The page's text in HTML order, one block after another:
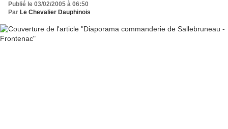
Publié le 03/02/2005 à 06:50
Par Le Chevalier Dauphinois